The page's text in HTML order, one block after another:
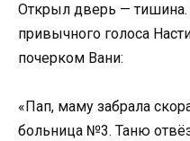
Открыл дверь — тишина.
привычного голоса
почерком Вани:
«Пап, маму забрала
больница №3. Таню